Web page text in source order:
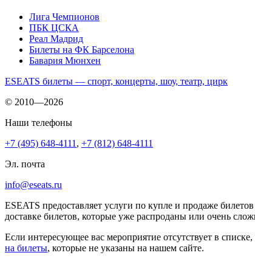
Лига Чемпионов
ПБК ЦСКА
Реал Мадрид
Билеты на ФК Барселона
Бавария Мюнхен
ESEATS билеты — спорт, концерты, шоу, театр, цирк
© 2010—2026
Наши телефоны
+7 (495) 648-4111 , +7 (812) 648-4111
Эл. почта
info@eseats.ru
ESEATS предоставляет услуги по купле и продаже
доставке билетов, которые уже распроданы или очень
Если интересующее вас мероприятие отсутствует в
на билеты, которые не указаны на нашем сайте.